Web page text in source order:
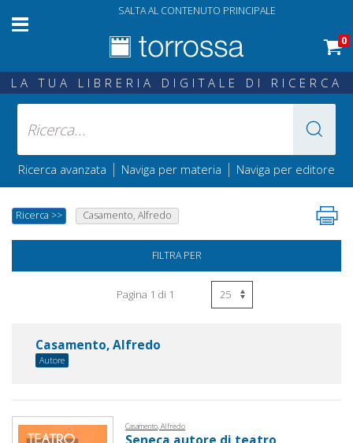
SALTA AL CONTENUTO PRINCIPALE
0
LA TUA LIBRERIA DIGITALE DI RICERCA
Ricerca avanzata | Naviga per materia | Naviga per editore
Ricerca >> Casamento, Alfredo
FILTRA PER
Pagina 1 di 1
Casamento, Alfredo
Autore
Casamento, Alfredo